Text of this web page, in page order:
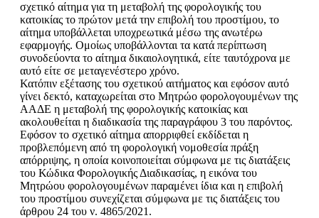
σχετικό αίτημα για τη μεταβολή της φορολογικής του
κατοικίας το πρώτον μετά την επιβολή του προστίμου, το
αίτημα υποβάλλεται υποχρεωτικά μέσω της ανωτέρω
εφαρμογής. Ομοίως υποβάλλονται τα κατά περίπτωση
συνοδεύοντα το αίτημα δικαιολογητικά, είτε ταυτόχρονα με
αυτό είτε σε μεταγενέστερο χρόνο.
Κατόπιν εξέτασης του σχετικού αιτήματος και εφόσον αυτό
γίνει δεκτό, καταχωρείται στο Μητρώο φορολογουμένων της
ΑΑΔΕ η μεταβολή της φορολογικής κατοικίας και
ακολουθείται η διαδικασία της παραγράφου 3 του παρόντος.
Εφόσον το σχετικό αίτημα απορριφθεί εκδίδεται η
προβλεπόμενη από τη φορολογική νομοθεσία πράξη
απόρριψης, η οποία κοινοποιείται σύμφωνα με τις διατάξεις
του Κώδικα Φορολογικής Διαδικασίας, η εικόνα του
Μητρώου φορολογουμένων παραμένει ίδια και η επιβολή
του προστίμου συνεχίζεται σύμφωνα με τις διατάξεις του
άρθρου 24 του ν. 4865/2021.